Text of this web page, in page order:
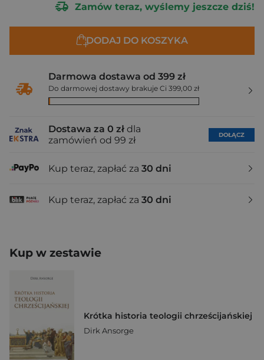
Zamów teraz, wyślemy jeszcze dziś!
DODAJ DO KOSZYKA
Darmowa dostawa od 399 zł
Do darmowej dostawy brakuje Ci 399,00 zł
Dostawa za 0 zł dla
zamówień od 99 zł
DOŁĄCZ
Kup teraz, zapłać za 30 dni
Kup teraz, zapłać za 30 dni
Kup w zestawie
Krótka historia teologii chrześcijańskiej
Dirk Ansorge